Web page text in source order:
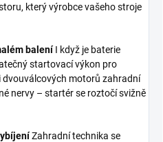
který výrobce vašeho stroje
baleníI když je baterie
startovací výkon pro
motorů zahradní
nervy – startér se roztočí svižně
Zahradní technika se